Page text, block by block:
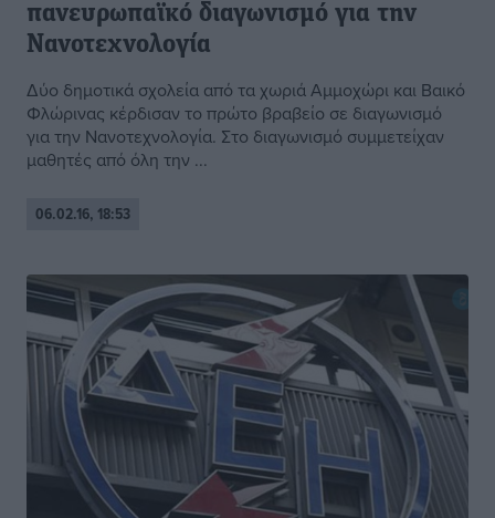
πανευρωπαϊκό διαγωνισμό για την
Νανοτεχνολογία
Δύο δημοτικά σχολεία από τα χωριά Αμμοχώρι και Βαικό
Φλώρινας κέρδισαν το πρώτο βραβείο σε διαγωνισμό
για την Νανοτεχνολογία. Στο διαγωνισμό συμμετείχαν
μαθητές από όλη την ...
06.02.16, 18:53